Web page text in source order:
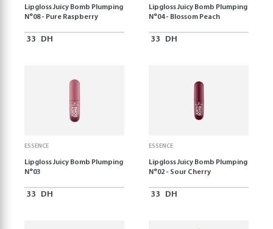
Lipgloss Juicy Bomb Plumping
N°08 - Pure Raspberry
33 DH
Lipgloss Juicy Bomb Plumping
N°04 - Blossom Peach
33 DH
ESSENCE
Lipgloss Juicy Bomb Plumping
N°03
33 DH
ESSENCE
Lipgloss Juicy Bomb Plumping
N°02 - Sour Cherry
33 DH